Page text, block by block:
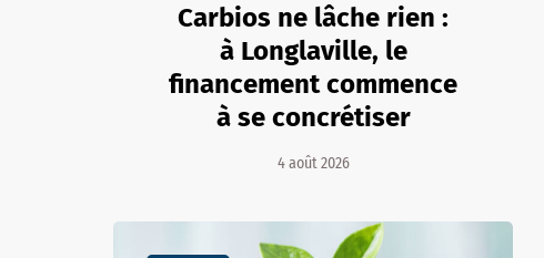
Carbios ne lâche rien :
à Longlaville, le
financement commence
à se concrétiser
4 août 2026